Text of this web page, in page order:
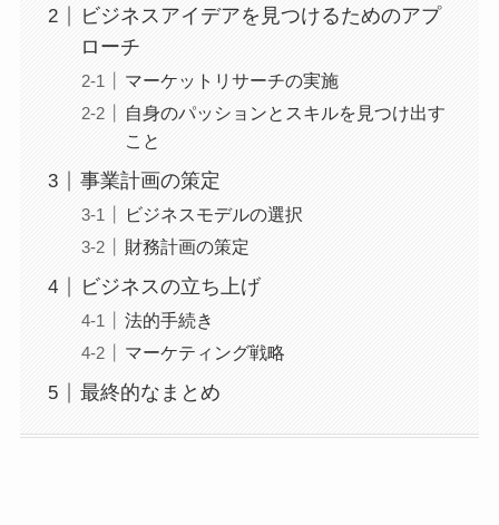
ビジネスアイデアを見つけるためのアプ
ローチ
マーケットリサーチの実施
自身のパッションとスキルを見つけ出す
こと
事業計画の策定
ビジネスモデルの選択
財務計画の策定
ビジネスの立ち上げ
法的手続き
マーケティング戦略
最終的なまとめ